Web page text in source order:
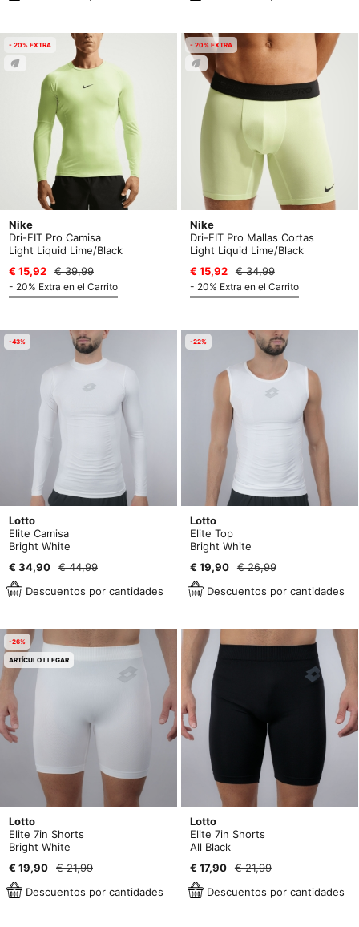
- 20% EXTRA
Nike
Dri-FIT Pro Camisa
Light Liquid Lime/Black
€ 15,92
€ 39,99
- 20% Extra en el Carrito
- 20% EXTRA
Nike
Dri-FIT Pro Mallas Cortas
Light Liquid Lime/Black
€ 15,92
€ 34,99
- 20% Extra en el Carrito
-43%
Lotto
Elite Camisa
Bright White
€ 34,90
€ 44,99
Descuentos por cantidades
-22%
Lotto
Elite Top
Bright White
€ 19,90
€ 26,99
Descuentos por cantidades
-26%
ARTÍCULO LLEGAR
Lotto
Elite 7in Shorts
Bright White
€ 19,90
€ 21,99
Descuentos por cantidades
Lotto
Elite 7in Shorts
All Black
€ 17,90
€ 21,99
Descuentos por cantidades